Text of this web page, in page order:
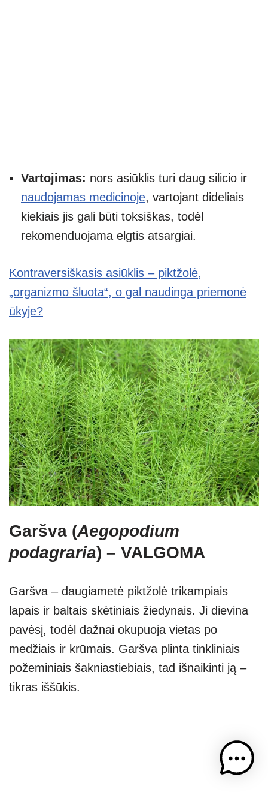
Vartojimas: nors asiūklis turi daug silicio ir
naudojamas medicinoje, vartojant dideliais
kiekiais jis gali būti toksiškas, todėl
rekomenduojama elgtis atsargiai.
Kontraversiškasis asiūklis – piktžolė,
„organizmo šluota“, o gal naudinga priemonė
ūkyje?
Garšva (Aegopodium
podagraria) – VALGOMA
Garšva – daugiametė piktžolė trikampiais
lapais ir baltais skėtiniais žiedynais. Ji dievina
pavėsį, todėl dažnai okupuoja vietas po
medžiais ir krūmais. Garšva plinta tinkliniais
požeminiais šakniastiebiais, tad išnaikinti ją –
tikras iššūkis.